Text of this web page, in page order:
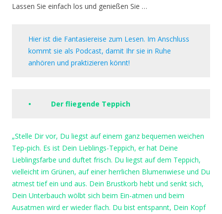
Lassen Sie einfach los und genießen Sie …
Hier ist die Fantasiereise zum Lesen. Im Anschluss
kommt sie als Podcast, damit Ihr sie in Ruhe
anhören und praktizieren könnt!
• Der fliegende Teppich
„Stelle Dir vor, Du liegst auf einem ganz bequemen weichen
Tep-pich. Es ist Dein Lieblings-Teppich, er hat Deine
Lieblingsfarbe und duftet frisch. Du liegst auf dem Teppich,
vielleicht im Grünen, auf einer herrlichen Blumenwiese und Du
atmest tief ein und aus. Dein Brustkorb hebt und senkt sich,
Dein Unterbauch wölbt sich beim Ein-atmen und beim
Ausatmen wird er wieder flach. Du bist entspannt, Dein Kopf